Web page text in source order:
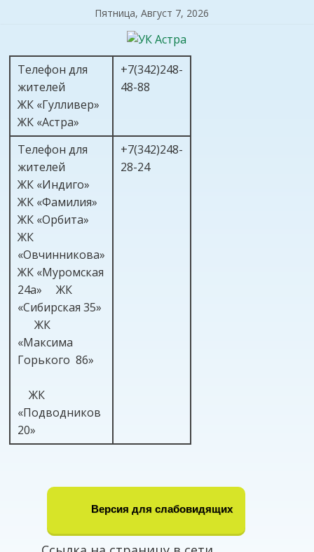
Пятница, Август 7, 2026
Телефон для
жителей
ЖК «Гулливер»
ЖК «Астра»
+7(342)248-
48-88
Телефон для
жителей
ЖК «Индиго»
ЖК «Фамилия»
ЖК «Орбита»
ЖК
«Овчинникова»
ЖК «Муромская
24а» ЖК
«Сибирская 35»
ЖК
«Максима
Горького 86»
ЖК
«Подводников
20»
+7(342)248-
28-24
Версия для слабовидящих